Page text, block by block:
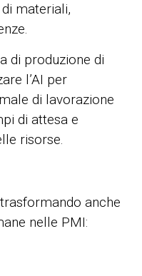
materiali,
di produzione di
l’AI per
di lavorazione
di attesa e
risorse.
anche
nelle PMI: